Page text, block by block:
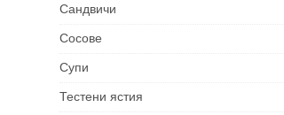
Сандвичи
Сосове
Супи
Тестени ястия